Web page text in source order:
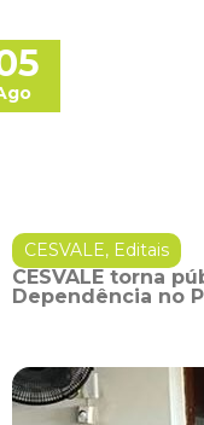
CESVALE, Editais
CESVALE torna
Dependência no